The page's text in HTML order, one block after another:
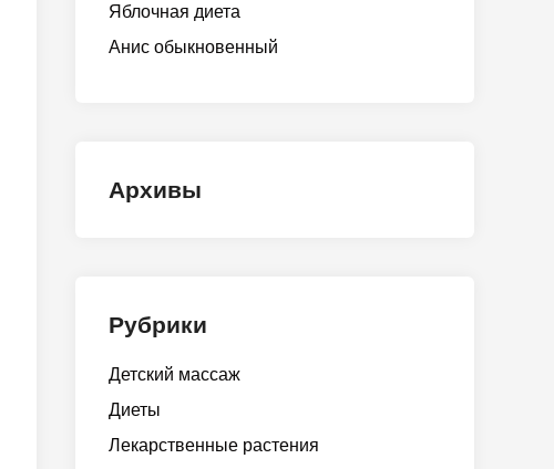
Яблочная диета
Анис обыкновенный
Архивы
Рубрики
Детский массаж
Диеты
Лекарственные растения